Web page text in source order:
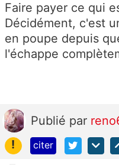
Faire payer ce qui
Décidément, c'est
en poupe depuis
l'échappe
Publié par
!
citer